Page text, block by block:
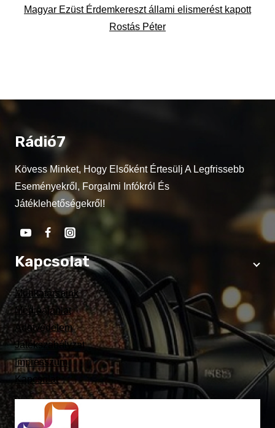
Magyar Ezüst Érdemkereszt állami elismerést kapott
Rostás Péter
Rádió7
Kövess Minket, Hogy Elsőként Értesülj A Legfrissebb
Eseményekről, Forgalmi Infókról És
Játéklehetőségekről!
Kapcsolat
Munkatársaink
Médiaajánlat
Adatvédelem
Játékszabályzat
Impresszum
Kapcsolat